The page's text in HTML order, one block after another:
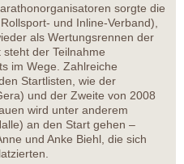
sorgte die
und Inline-Verband),
als Wertungsrennen der
der Teilnahme
im Wege. Zahlreiche
Startlisten, wie der
und der Zweite von 2008
wird unter anderem
an den Start gehen –
und Anke Biehl, die sich